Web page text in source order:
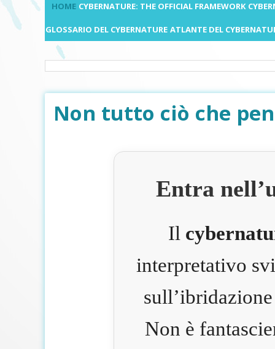
HOME CYBERNATURE: THE OFFICIAL FRAMEWORK
GLOSSARIO DEL CYBERNATURE ATLANTE DEL
Non tutto ciò che
Entra
Il
interpretativo
Non è